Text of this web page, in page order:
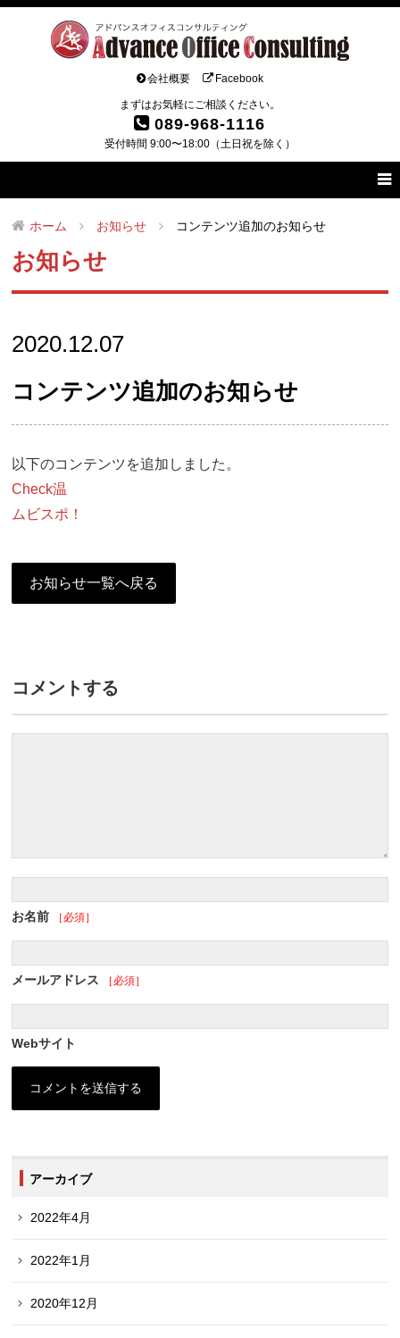
会社概要 Facebook
まずはお気軽にご相談ください。
089-968-1116
受付時間 9:00〜18:00（土日祝を除く）
ホーム お知らせ コンテンツ追加のお知らせ
お知らせ
2020.12.07
コンテンツ追加のお知らせ
以下のコンテンツを追加しました。
Check温
ムビスポ！
お知らせ一覧へ戻る
コメントする
お名前 ［必須］
メールアドレス ［必須］
Webサイト
アーカイブ
2022年4月
2022年1月
2020年12月